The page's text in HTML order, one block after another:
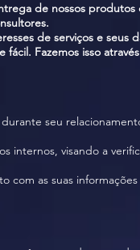
de nossos
de serviços e seus
Fazemos isso
seu
internos, visando a
com as suas